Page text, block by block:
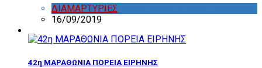
ΔΙΑΜΑΡΤΥΡΙΕΣ
16/09/2019
42η ΜΑΡΑΘΩΝΙΑ ΠΟΡΕΙΑ ΕΙΡΗΝΗΣ